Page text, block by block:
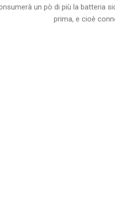
un pò di più la batteria
prima, e cioè